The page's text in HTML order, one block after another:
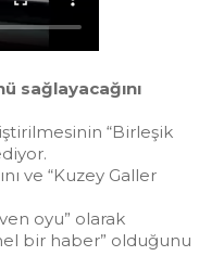
sağlayacağını
“Birleşik
ve “Kuzey Galler
oyu” olarak
bir haber” olduğunu